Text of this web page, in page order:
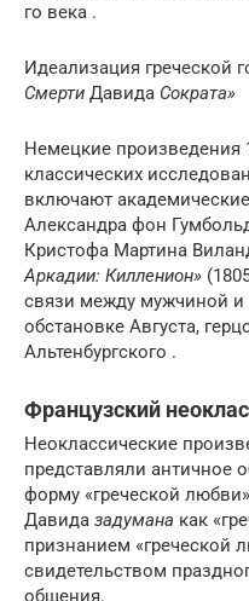
го века .
Идеализация греческой
Смерти Давида Сократа»
Немецкие произведения
классических
включают
Александра фон
Кристофа Мартина
Аркадии: Килленион»
связи между мужчиной и
обстановке Августа,
Альтенбургского .
Французский
Неоклассические
представляли античное
форму «греческой
Давида задумана как
признанием «греческой
свидетельством
общения.